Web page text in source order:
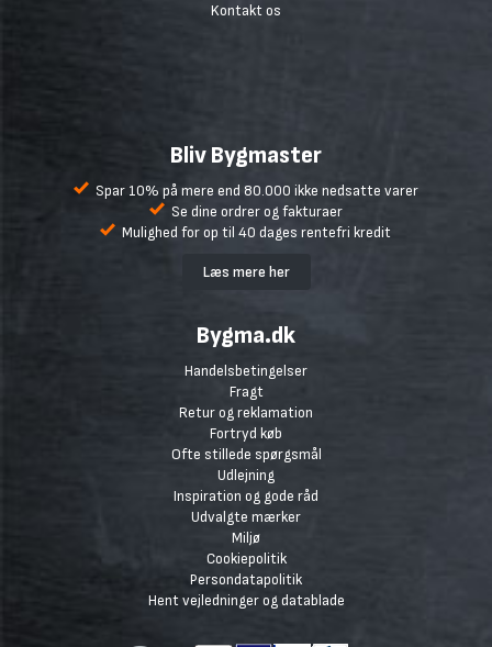
Kontakt os
Bliv Bygmaster
Spar 10% på mere end 80.000 ikke nedsatte varer
Se dine ordrer og fakturaer
Mulighed for op til 40 dages rentefri kredit
Læs mere her
Bygma.dk
Handelsbetingelser
Fragt
Retur og reklamation
Fortryd køb
Ofte stillede spørgsmål
Udlejning
Inspiration og gode råd
Udvalgte mærker
Miljø
Cookiepolitik
Persondatapolitik
Hent vejledninger og datablade